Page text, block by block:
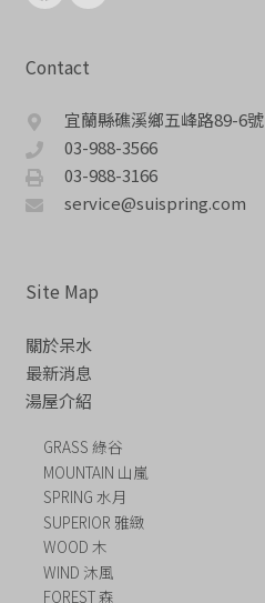
Contact
宜蘭縣礁溪鄉五峰路89-6號
03-988-3566
03-988-3166
service@suispring.com
Site Map
關於呆水
最新消息
湯屋介紹
GRASS 綠谷
MOUNTAIN 山嵐
SPRING 水月
SUPERIOR 雅緻
WOOD 木
WIND 沐風
FOREST 森